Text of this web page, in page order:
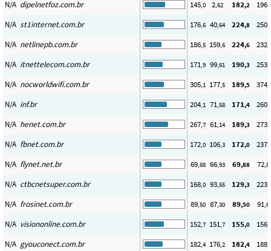
N/A dipelnetfoz.com.br 145,0 2,62 182,2 196
N/A st1internet.com.br 176,6 40,64 224,8 250
N/A netlinepb.com.br 186,5 159,6 224,6 232
N/A itnettelecom.com.br 171,9 99,61 190,3 253
N/A nocworldwifi.com.br 305,1 177,5 189,5 374
N/A inf.br 204,1 71,58 171,4 260
N/A henet.com.br 267,7 61,14 189,3 273
N/A fbnet.com.br 172,0 106,3 172,0 237
N/A flynet.net.br 69,88 66,93 69,88 72
N/A ctbcnetsuper.com.br 168,0 93,55 129,3 223
N/A frosinet.com.br 89,50 87,30 89,50 91
N/A visiononline.com.br 152,7 151,7 155,0 156
N/A gyouconect.com.br 182,4 176,2 182,4 188